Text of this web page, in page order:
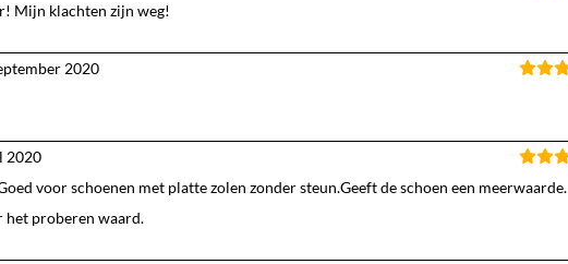
Mijn klachten zijn weg!
2020
2020
voor schoenen met platte zolen zonder steun.Geeft de schoen een meerwaarde.
het proberen waard.